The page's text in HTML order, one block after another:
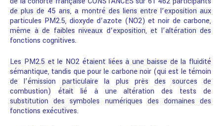
de plus de 45 ans, a montré des liens entre l’exposition aux
particules PM2.5, dioxyde d’azote (NO2) et noir de carbone,
même à de faibles niveaux d’exposition, et l’altération des
fonctions cognitives.
Les PM2.5 et le NO2 étaient liées à une baisse de la fluidité
sémantique, tandis que pour le carbone noir (qui est le témoin
de l’émission particulaire la plus près des sources de
combustion) était lié à une altération des tests de
substitution des symboles numériques des domaines des
fonctions exécutives.